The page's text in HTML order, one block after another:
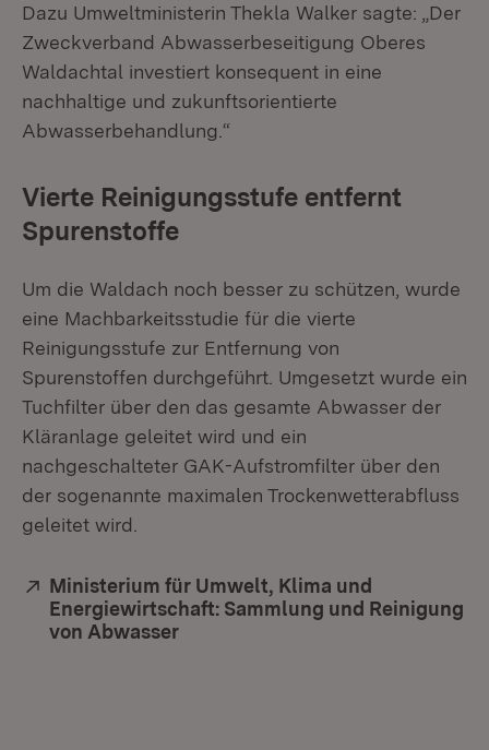
Dazu Umweltministerin Thekla Walker sagte: „Der
Zweckverband Abwasserbeseitigung Oberes
Waldachtal investiert konsequent in eine
nachhaltige und zukunftsorientierte
Abwasserbehandlung.“
Vierte Reinigungsstufe entfernt
Spurenstoffe
Um die Waldach noch besser zu schützen, wurde
eine Machbarkeitsstudie für die vierte
Reinigungsstufe zur Entfernung von
Spurenstoffen durchgeführt. Umgesetzt wurde ein
Tuchfilter über den das gesamte Abwasser der
Kläranlage geleitet wird und ein
nachgeschalteter GAK-Aufstromfilter über den
der sogenannte maximalen Trockenwetterabfluss
geleitet wird.
Extern:
Ministerium für Umwelt, Klima und
Energiewirtschaft: Sammlung und Reinigung
von Abwasser